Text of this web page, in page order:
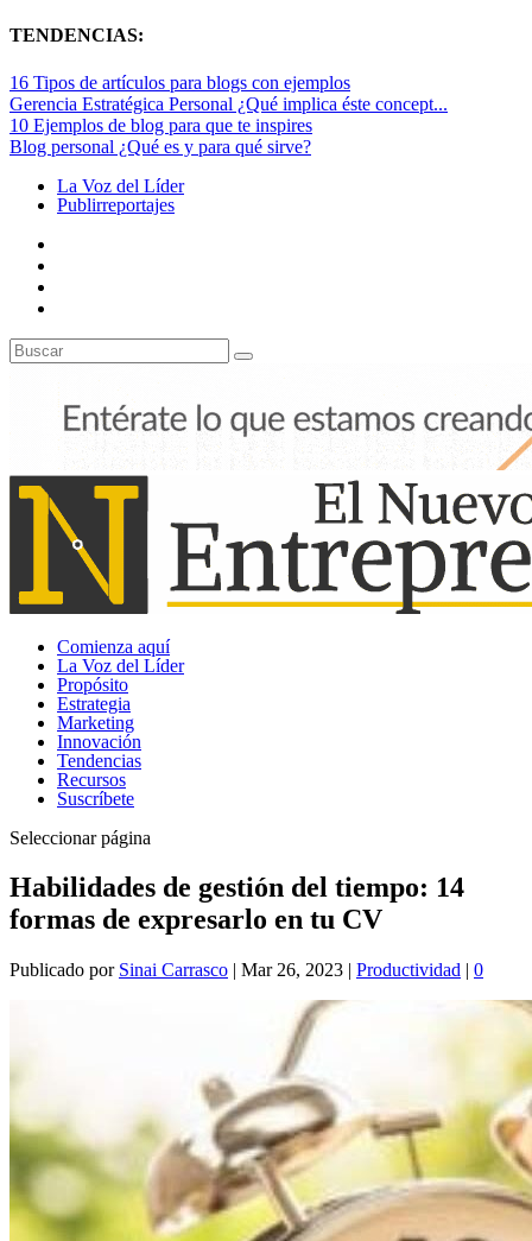
TENDENCIAS:
16 Tipos de artículos para blogs con ejemplos
Gerencia Estratégica Personal ¿Qué implica éste concept...
10 Ejemplos de blog para que te inspires
Blog personal ¿Qué es y para qué sirve?
La Voz del Líder
Publirreportajes
Comienza aquí
La Voz del Líder
Propósito
Estrategia
Marketing
Innovación
Tendencias
Recursos
Suscríbete
Seleccionar página
Habilidades de gestión del tiempo: 14
formas de expresarlo en tu CV
Publicado por Sinai Carrasco | Mar 26, 2023 | Productividad | 0